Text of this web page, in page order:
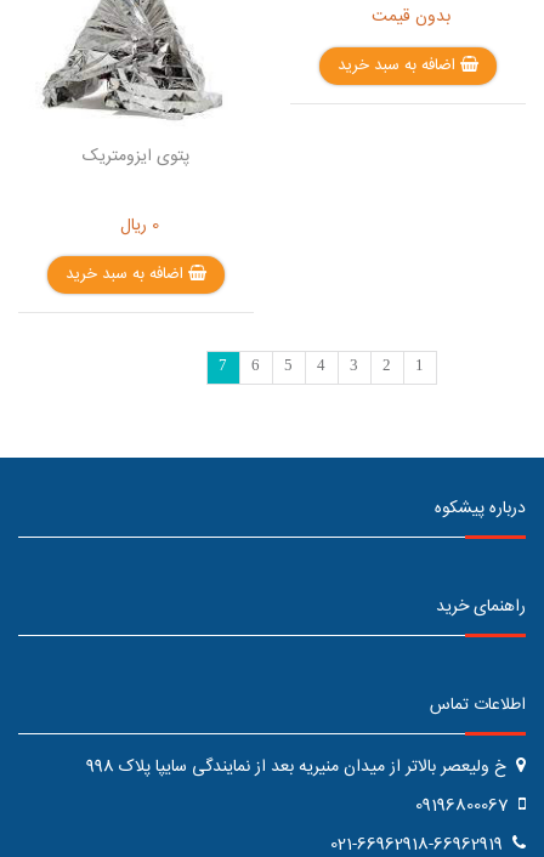
بدون قیمت
اضافه به سبد خرید
پتوی ایزومتریک
0 ریال
اضافه به سبد خرید
1
2
3
4
5
6
7
درباره پیشکوه
راهنمای خرید
اطلاعات تماس
خ ولیعصر بالاتر از میدان منیریه بعد از نمایندگی سایپا پلاک 998